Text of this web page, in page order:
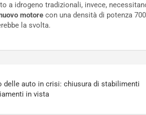
a idrogeno tradizionali, invece,
motore con una densità di potenza
la svolta.
delle auto in crisi: chiusura di stabilimenti
in vista